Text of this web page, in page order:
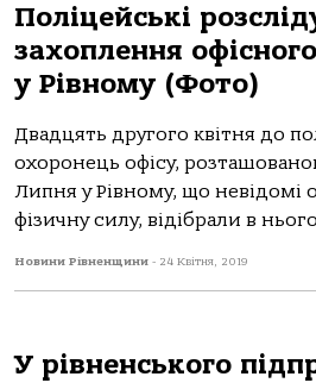
Поліцейські
захоплення
у Рівному (Фото)
Двадцять другого квітня до
охоронець офісу,
Липня у Рівному, що невідомі
фізичну силу, відібрали в
Новини Рівненщини - 24 Квітня, 2019
У рівненського